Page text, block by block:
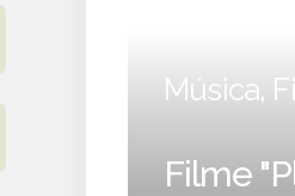
Música,
Filme